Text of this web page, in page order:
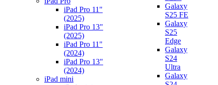
iPad Pro 11"
(2025)
iPad Pro 13"
(2025)
iPad Pro 11"
(2024)
iPad Pro 13"
(2024)
iPad mini
Galaxy
S25 FE
Galaxy
S25
Edge
Galaxy
S24
Ultra
Galaxy